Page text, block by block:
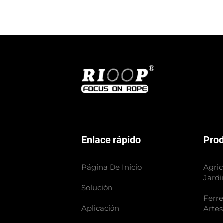
Enlace rápido
Página De Inicio
Solución
Aplicación